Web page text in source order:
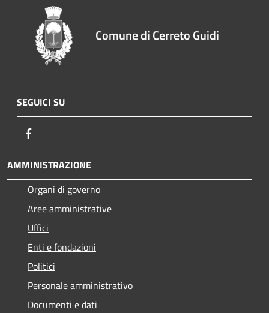
Comune di Cerreto Guidi
SEGUICI SU
AMMINISTRAZIONE
Organi di governo
Aree amministrative
Uffici
Enti e fondazioni
Politici
Personale amministrativo
Documenti e dati